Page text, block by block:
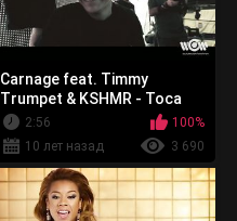
Carnage feat. Timmy
Trumpet & KSHMR - Toca
2:56
100%
10 лет назад
3 690